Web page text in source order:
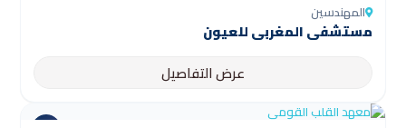
المهندسين
مستشفى المغربي للعيون
عرض التفاصيل